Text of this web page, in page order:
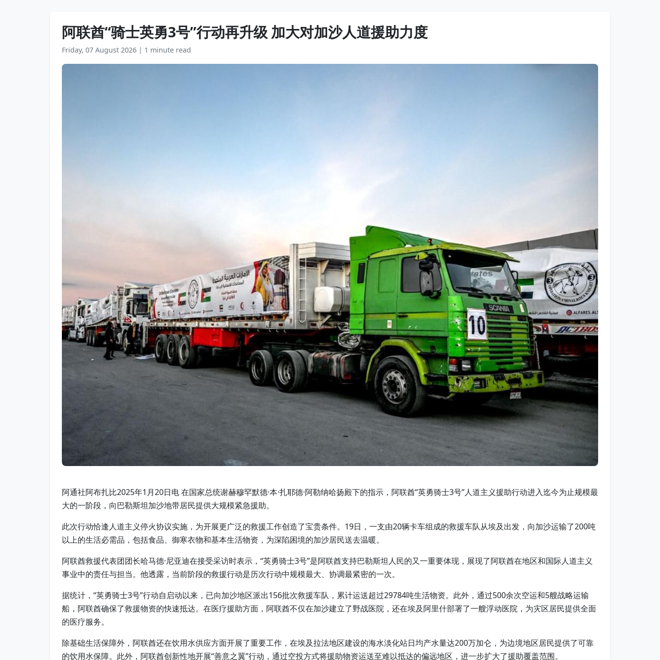
阿联酋“骑士英勇3号”行动再升级 加大对加沙人道援助力度
Friday, 07 August 2026 | 1 minute read
阿通社阿布扎比2025年1月20日电 在国家总统谢赫穆罕默德·本·扎耶德·阿勒纳哈扬殿下的指示，阿联酋“英勇骑士3号”人道主义援助行动进入迄今为止规模最
大的一阶段，向巴勒斯坦加沙地带居民提供大规模紧急援助。
此次行动恰逢人道主义停火协议实施，为开展更广泛的救援工作创造了宝贵条件。19日，一支由20辆卡车组成的救援车队从埃及出发，向加沙运输了200吨
以上的生活必需品，包括食品、御寒衣物和基本生活物资，为深陷困境的加沙居民送去温暖。
阿联酋救援代表团团长哈马德·尼亚迪在接受采访时表示，“英勇骑士3号”是阿联酋支持巴勒斯坦人民的又一重要体现，展现了阿联酋在地区和国际人道主义
事业中的责任与担当。他透露，当前阶段的救援行动是历次行动中规模最大、协调最紧密的一次。
据统计，“英勇骑士3号”行动自启动以来，已向加沙地区派出156批次救援车队，累计运送超过29784吨生活物资。此外，通过500余次空运和5艘战略运输
船，阿联酋确保了救援物资的快速抵达。在医疗援助方面，阿联酋不仅在加沙建立了野战医院，还在埃及阿里什部署了一艘浮动医院，为灾区居民提供全面
的医疗服务。
除基础生活保障外，阿联酋还在饮用水供应方面开展了重要工作，在埃及拉法地区建设的海水淡化站日均产水量达200万加仑，为边境地区居民提供了可靠
的饮用水保障。此外，阿联酋创新性地开展“善意之翼”行动，通过空投方式将援助物资运送至难以抵达的偏远地区，进一步扩大了援助覆盖范围。